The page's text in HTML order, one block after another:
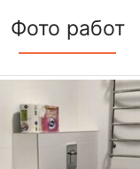
Фото работ